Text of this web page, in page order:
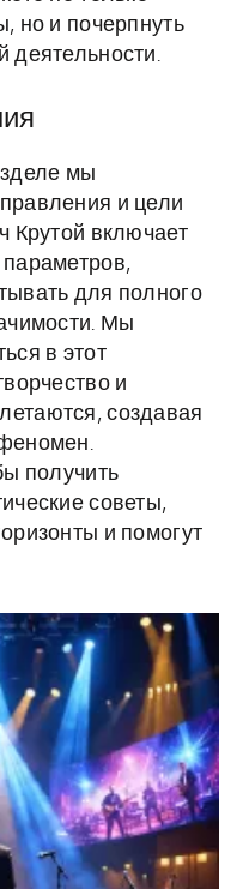
но и почерпнуть
деятельности.
мы
и цели
Крутой включает
для полного
Мы
в этот
и
создавая
получить
советы,
и помогут